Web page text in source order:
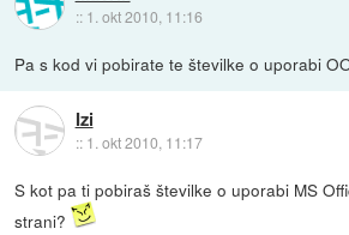
:: 1. okt 2010, 11:16
Pa s kod vi pobirate te številke o uporabi
Izi
:: 1. okt 2010, 11:17
S kot pa ti pobiraš številke o uporabi MS
strani?